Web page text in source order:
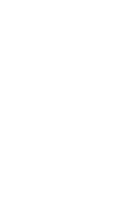
Vins du